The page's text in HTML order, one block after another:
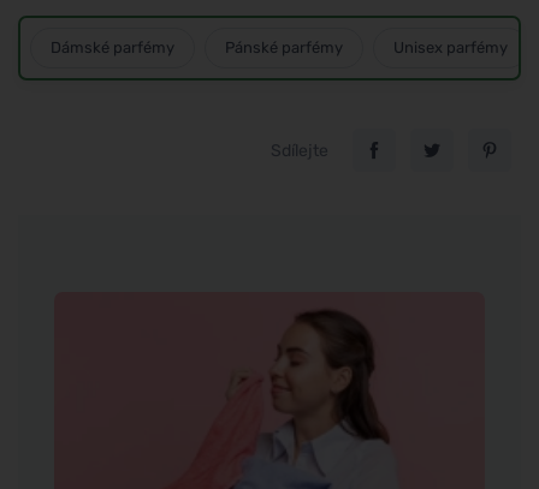
Dámské parfémy Pánské parfémy Unisex parfémy
Sdílejte